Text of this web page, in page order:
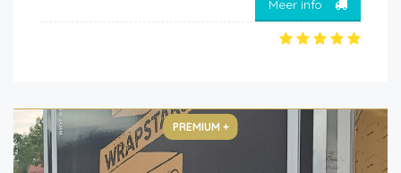
Meer info
PREMIUM +